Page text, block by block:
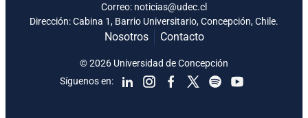
Correo: noticias@udec.cl
Dirección: Cabina 1, Barrio Universitario, Concepción, Chile.
Nosotros Contacto
Síguenos en:
© 2026 Universidad de Concepción